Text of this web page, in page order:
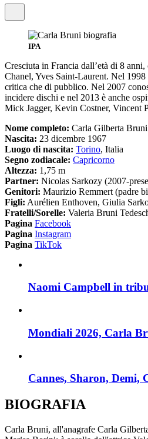
IPA
Cresciuta in Francia dall’età di 8
Chanel, Yves Saint-Laurent. Nel
critica che di pubblico. Nel 2007
incidere dischi e nel 2013 è anche
Mick Jagger, Kevin Costner, Vincent
Nome completo: Carla Gilberta Bruni
Nascita: 23 dicembre 1967
Luogo di nascita: Torino, Italia
Segno zodiacale: Capricorno
Altezza: 1,75 m
Partner: Nicolas Sarkozy (2007-
Genitori: Maurizio Remmert (padre
Figli: Aurélien Enthoven, Giulia
Fratelli/Sorelle: Valeria Bruni
Pagina Facebook
Pagina Instagram
Pagina TikTok
Naomi Campbell in
Mondiali 2026, Carla
Cannes, Sharon, Demi,
BIOGRAFIA
Carla Bruni, all'anagrafe Carla